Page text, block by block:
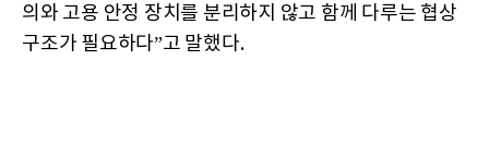
의와 고용 안정 장치를 분리하지 않고 함께 다루는 협상
구조가 필요하다”고 말했다.